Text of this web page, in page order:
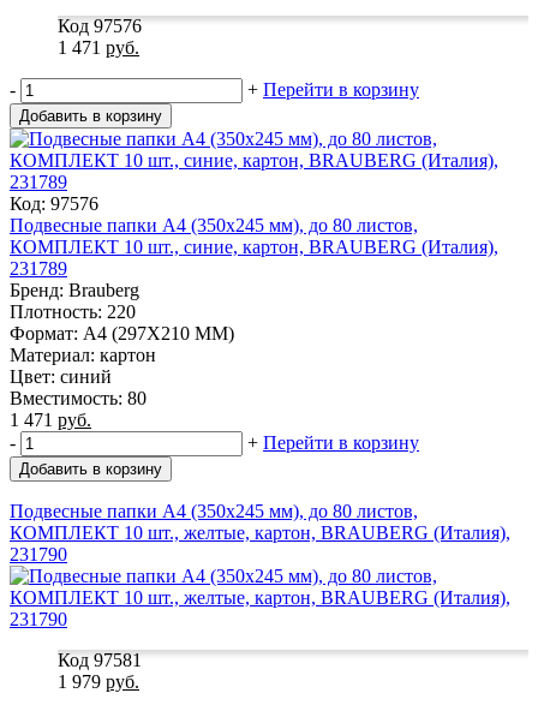
Код 97576
1 471 руб.
- + Перейти в корзину
Добавить в корзину
Код: 97576
Подвесные папки А4 (350х245 мм), до 80 листов,
КОМПЛЕКТ 10 шт., синие, картон, BRAUBERG (Италия),
231789
Бренд: Brauberg
Плотность: 220
Формат: A4 (297X210 MM)
Материал: картон
Цвет: синий
Вместимость: 80
1 471 руб.
-
+ Перейти в корзину
Добавить в корзину
Подвесные папки А4 (350х245 мм), до 80 листов,
КОМПЛЕКТ 10 шт., желтые, картон, BRAUBERG (Италия),
231790
Код 97581
1 979 руб.